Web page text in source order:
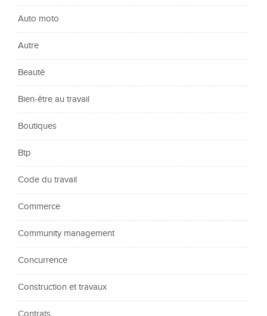
Auto moto
Autre
Beauté
Bien-être au travail
Boutiques
Btp
Code du travail
Commerce
Community management
Concurrence
Construction et travaux
Contrats